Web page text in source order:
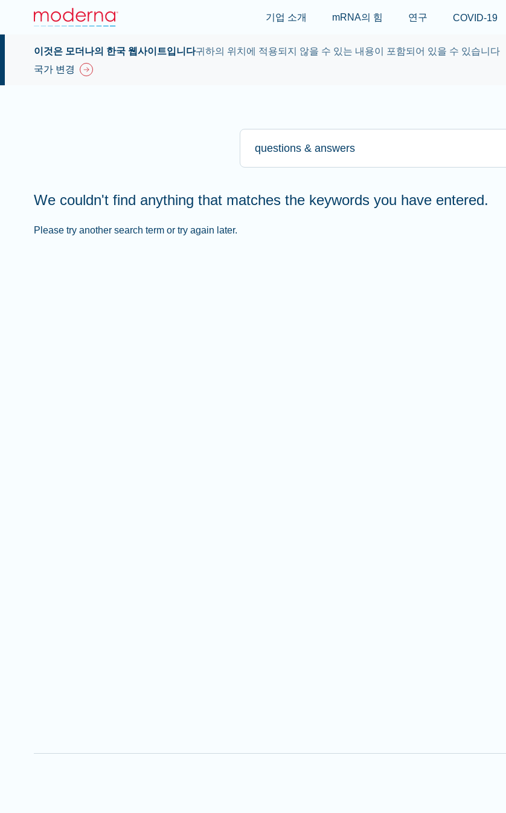
Skip to main content
기업 소개 mRNA의 힘 연구 COVID-19
이것은 모더나의 한국 웹사이트입니다귀하의 위치에 적용되지 않을 수 있는 내용이 포함되어 있을 수 있습니다
국가 변경
Type here to search
We couldn't find anything that matches the keywords you have entered.
Please try another search term or try again later.